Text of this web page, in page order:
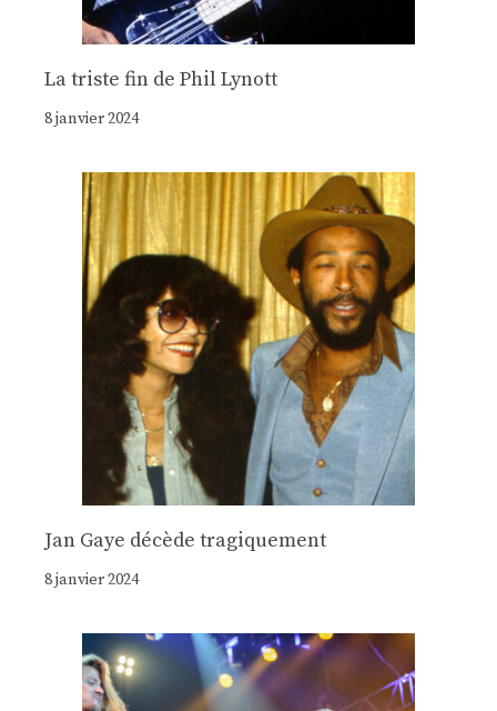
La triste fin de Phil Lynott
8 janvier 2024
Jan Gaye décède tragiquement
8 janvier 2024